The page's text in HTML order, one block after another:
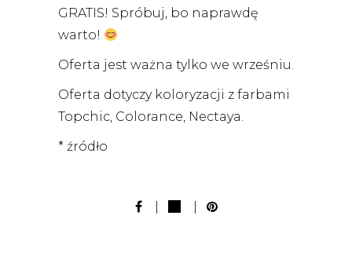
GRATIS! Spróbuj, bo naprawdę
warto!
Oferta jest ważna tylko we wrześniu.
Oferta dotyczy koloryzacji z farbami
Topchic, Colorance, Nectaya.
* źródło